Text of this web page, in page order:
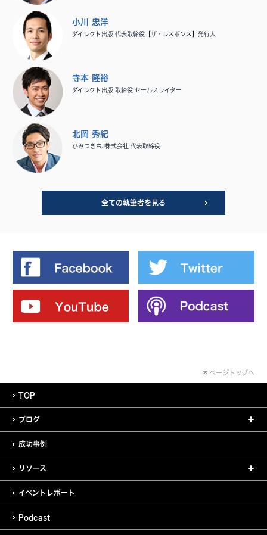
小川 忠洋
ダイレクト出版 代表取締役【ザ・レスポンス】発行人
寺本 隆裕
ダイレクト出版 取締役 セールスライター
北岡 秀紀
ひみつきちJ株式会社 代表取締役
全ての執筆者を見る
ページトップへ
TOP
ブログ
成功事例
リソース
イベントレポート
Podcast